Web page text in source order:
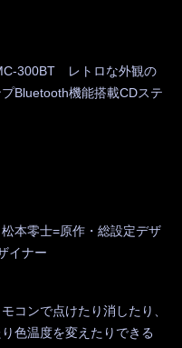
300BT レトロな外観の
Bluetooth機能搭載CDステ
本零士=原作・総設定デザ
イナー
コンで点けたり消したり、
色温度を変えたりできる